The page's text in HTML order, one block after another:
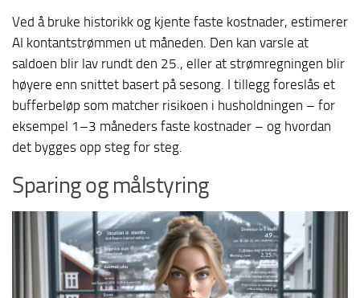
Ved å bruke historikk og kjente faste kostnader, estimerer
AI kontantstrømmen ut måneden. Den kan varsle at
saldoen blir lav rundt den 25., eller at strømregningen blir
høyere enn snittet basert på sesong. I tillegg foreslås et
bufferbeløp som matcher risikoen i husholdningen – for
eksempel 1–3 måneders faste kostnader – og hvordan
det bygges opp steg for steg.
Sparing og målstyring